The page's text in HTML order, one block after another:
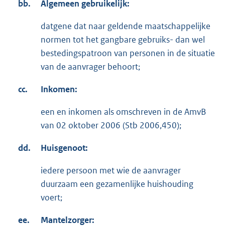
bb. Algemeen gebruikelijk:
datgene dat naar geldende maatschappelijke
normen tot het gangbare gebruiks- dan wel
bestedingspatroon van personen in de situatie
van de aanvrager behoort;
cc. Inkomen:
een en inkomen als omschreven in de AmvB
van 02 oktober 2006 (Stb 2006,450);
dd. Huisgenoot:
iedere persoon met wie de aanvrager
duurzaam een gezamenlijke huishouding
voert;
ee. Mantelzorger: